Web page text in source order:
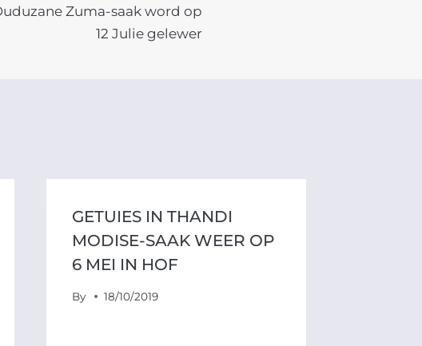
Zuma-saak word op
12 Julie gelewer
GETUIES IN THANDI
MODISE-SAAK WEER OP
6 MEI IN HOF
By 18/10/2019